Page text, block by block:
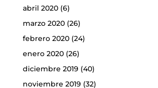
abril 2020(6)
marzo 2020(26)
febrero 2020(24)
enero 2020(26)
diciembre 2019 (40)
noviembre 2019 (32)